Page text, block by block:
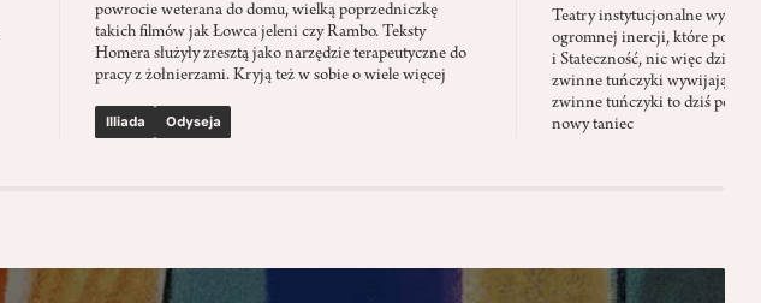
powrocie weterana do domu, wielką poprzedniczkę
takich filmów jak Łowca jeleni czy Rambo. Teksty
Homera służyły zresztą jako narzędzie terapeutyczne do
pracy z żołnierzami. Kryją też w sobie o wiele więcej
Illiada Odyseja
Teatry instytucjonalne
ogromnej inercji, które ponad
i Stateczność, nic więc
zwinne tuńczyki wywijają
zwinne tuńczyki to dziś
nowy taniec